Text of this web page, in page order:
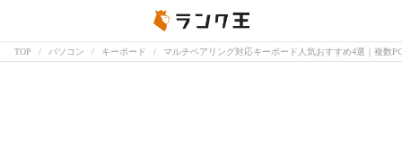
TOP パソコン キーボード マルチペアリング対応キーボード人気おすすめ4選｜複数